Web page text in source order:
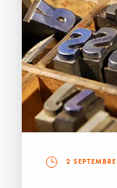
2 SEPTEMBRE